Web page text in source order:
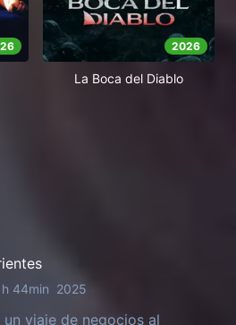
2026
La Boca del Diablo
44min 2025
un viaje de negocios al